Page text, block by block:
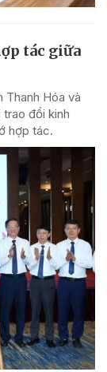
tác giữa
Thanh Hóa và
đổi kinh
hợp tác.